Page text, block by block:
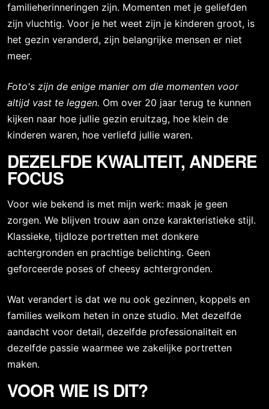
familieherinneringen zijn. Momenten met je geliefden
zijn vluchtig. Voor je het weet zijn je kinderen groot, is
het gezin veranderd, zijn belangrijke mensen er niet
meer.
Foto's zijn de enige manier om die momenten voor
altijd vast te leggen. Om over 20 jaar terug te kunnen
kijken naar hoe jullie gezin eruitzag, hoe klein de
kinderen waren, hoe verliefd jullie waren.
DEZELFDE KWALITEIT, ANDERE
FOCUS
Voor wie bekend is met mijn werk: maak je geen
zorgen. We blijven trouw aan onze karakteristieke stijl.
Klassieke, tijdloze portretten met donkere
achtergronden en prachtige belichting. Geen
geforceerde poses of cheesy achtergronden.
Wat verandert is dat we nu ook gezinnen, koppels en
families welkom heten in onze studio. Met dezelfde
aandacht voor detail, dezelfde professionaliteit en
dezelfde passie waarmee we zakelijke portretten
maken.
VOOR WIE IS DIT?